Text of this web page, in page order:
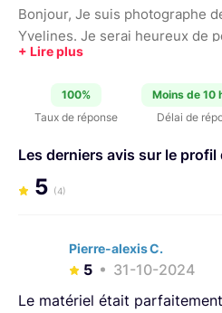
Bonjour, Je suis photographe
Yvelines. Je serai heureux de
100%
Taux de réponse
Moins de 10
Délai de
Les derniers avis sur le profil
5 (4)
Pierre-alexis C.
5
31-10-2024
Le matériel était